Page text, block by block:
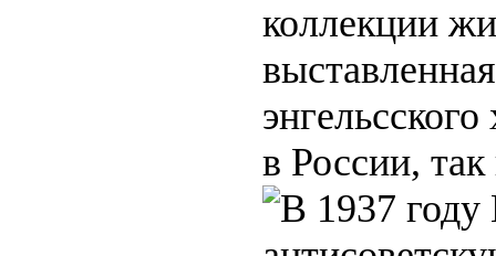
коллекции
в России,